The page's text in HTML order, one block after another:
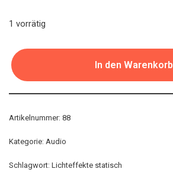
1 vorrätig
In den Warenkorb
Artikelnummer: 88
Kategorie: Audio
Schlagwort: Lichteffekte statisch